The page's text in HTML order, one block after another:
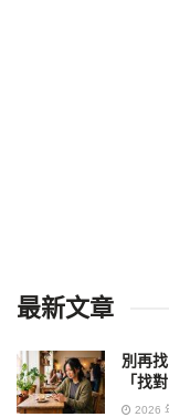
最新文章
別再
「找
2026